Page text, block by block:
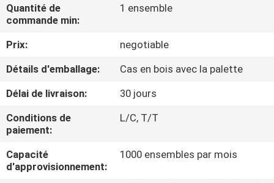
VISITE
CONTRÔLE
DE
QUALITÉ
CONTACTEZ-
NOUS
Quantité de
commande min:
1 ensemble
Prix:
negotiable
Détails d'emballage:
Cas en bois avec la palette
Délai de livraison:
30 jours
Conditions de
paiement:
L/C, T/T
Capacité
d'approvisionnement:
1000 ensembles par mois